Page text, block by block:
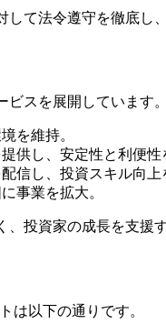
て法令遵守を徹底し
スを展開しています
を維持。
供し、安定性と利便性
信し、投資スキル向上
事業を拡大。
投資家の成長を支援
は以下の通りです。